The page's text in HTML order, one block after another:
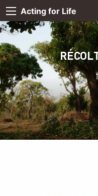
Acting for Life